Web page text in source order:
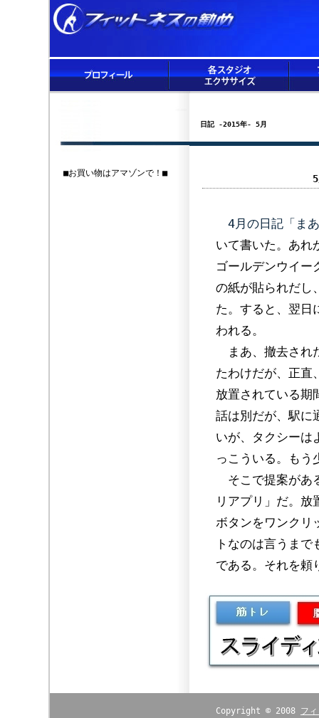
■お買い物はアマゾンで！■
日記 -2015年- 5月
4月の日記「ま
いて書いた。あれ
ゴールデンウイー
の紙が貼られだし
た。すると、翌日
われる。
まあ、撤去され
たわけだが、正直
放置されている期
話は別だが、駅に
いが、タクシーは
っこういる。もう
そこで提案があ
リアプリ」だ。
ボタンをワンクリ
トなのは言うま
である。それを頼
Copyright © 2008 フ